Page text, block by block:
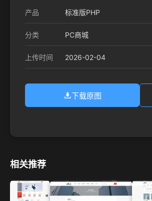
产品 标准版PHP
分类 PC商城
上传时间 2026-02-04
下载原图
相关推荐